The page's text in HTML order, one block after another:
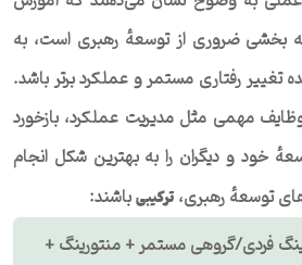
بخشی ضروری از توسعهٔ رهبری است، به
تغییر رفتاری مستمر و عملکرد برتر باشد.
وظایف مهمی مثل مدیریت عملکرد، بازخورد
خود و دیگران را به بهترین شکل انجام
توسعهٔ رهبری، ترکیبیباشند:
فردی/گروهی مستمر + منتورینگ +